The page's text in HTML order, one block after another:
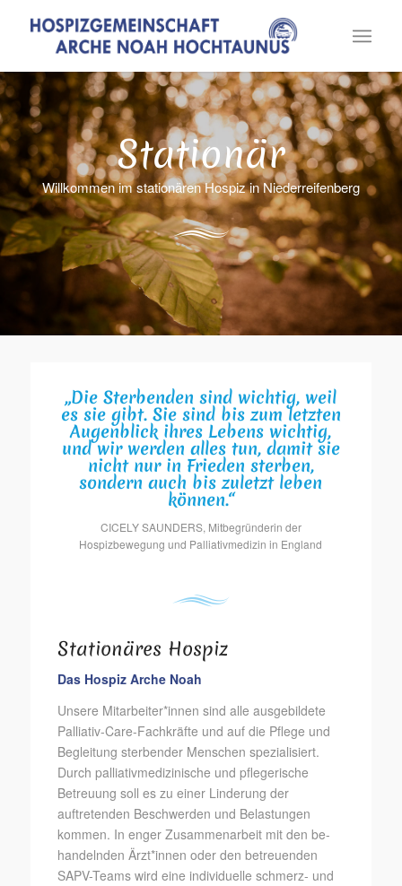
Stationär
Willkommen im stationären Hospiz in Niederreifenberg
„Die Sterbenden sind wichtig, weil
es sie gibt. Sie sind bis zum letzten
Augenblick ihres Lebens wichtig,
und wir werden alles tun, damit sie
nicht nur in Frieden sterben,
sondern auch bis zuletzt leben
können.“
CICELY SAUNDERS, Mitbegründerin der
Hospizbewegung und Palliativmedizin in England
Stationäres Hospiz
Das Hospiz Arche Noah
Unsere Mitarbeiter*innen sind alle ausgebildete
Palliativ-Care-Fachkräfte und auf die Pflege und
Begleitung sterbender Menschen spezialisiert.
Durch palliativmedizinische und pflegerische
Betreuung soll es zu einer Linderung der
auftretenden Beschwerden und Belastungen
kommen. In enger Zusammenarbeit mit den be-
handelnden Ärzt*innen oder den betreuenden
SAPV-Teams wird eine individuelle schmerz- und